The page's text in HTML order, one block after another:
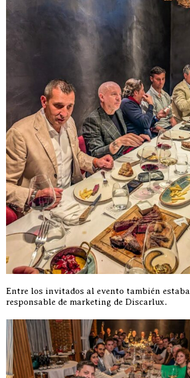
Entre los invitados al evento también estaba
responsable de marketing de Discarlux.